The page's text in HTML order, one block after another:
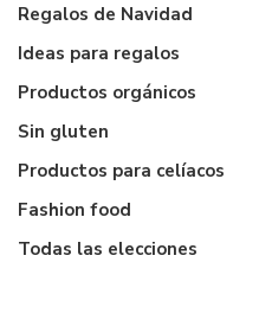
Regalos de Navidad
Ideas para regalos
Productos orgánicos
Sin gluten
Productos para celíacos
Fashion food
Todas las elecciones